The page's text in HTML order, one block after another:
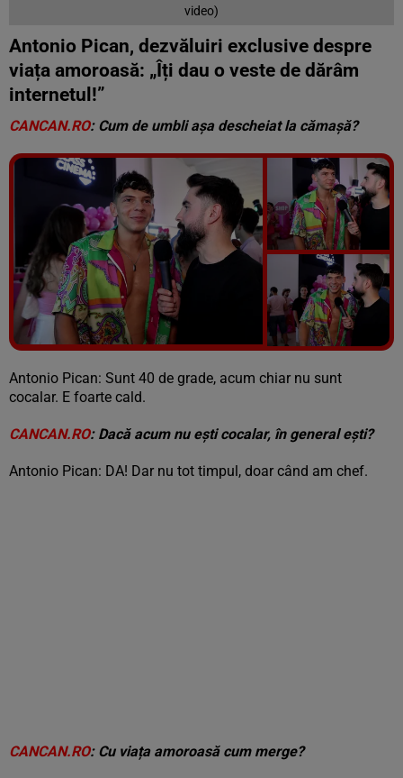
video)
Antonio Pican, dezvăluiri exclusive despre
viața amoroasă: „Îți dau o veste de dărâm
internetul!”
CANCAN.RO: Cum de umbli așa descheiat la cămașă?
Vezi galeria foto
6 poze
Antonio Pican: Sunt 40 de grade, acum chiar nu sunt
cocalar. E foarte cald.
CANCAN.RO: Dacă acum nu ești cocalar, în general ești?
Antonio Pican: DA! Dar nu tot timpul, doar când am chef.
CANCAN.RO: Cu viața amoroasă cum merge?